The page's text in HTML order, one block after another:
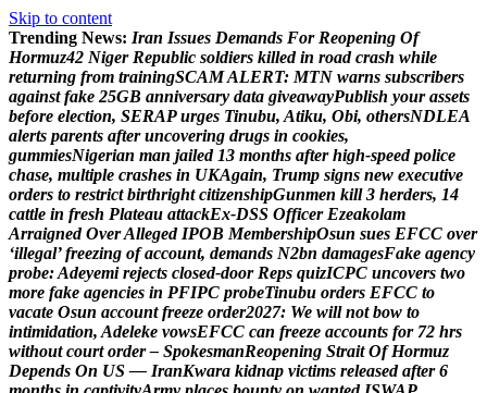
Skip to content
Trending News: Iran Issues Demands For Reopening Of
Hormuz42 Niger Republic soldiers killed in road crash while
returning from trainingSCAMALERT: MTN warns subscribers
against fake 25GB anniversary data giveawayPublish your assets
before election, SERAP urges Tinubu, Atiku, Obi, othersNDLEA
alerts parents after uncovering drugs in cookies,
gummiesNigerian man jailed 13 months after high-speed police
chase, multiple crashes in UKAgain, Trump signs new executive
orders to restrict birthright citizenshipGunmen kill 3 herders, 14
cattle in fresh Plateau attackEx-DSS Officer Ezeakolam
Arraigned OverAlleged IPOB MembershipOsun sues EFCC over
‘illegal’ freezing of account, demands N2bn damagesFake agency
probe:Adeyemi rejects closed-door Reps quizICPC uncovers two
more fake agencies in PFIPC probeTinubu orders EFCC to
vacate Osun account freeze order2027: We will not bow to
intimidation, Adeleke vowsEFCC can freeze accounts for 72 hrs
without court order – SpokesmanReopening Strait Of Hormuz
Depends On US — IranKwara kidnap victims released after 6